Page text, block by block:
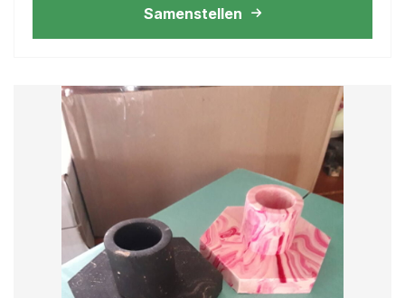
Samenstellen